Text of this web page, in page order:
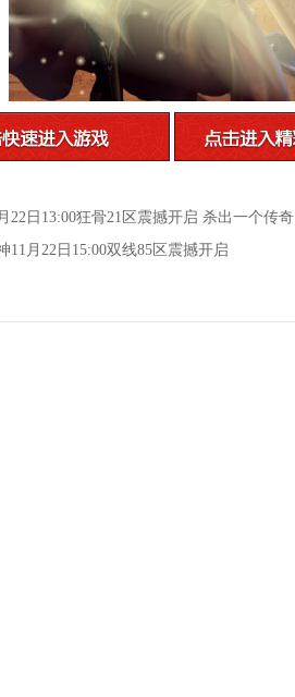
22日13:00狂骨21区震撼开启 杀出一个传奇
11月22日15:00双线85区震撼开启